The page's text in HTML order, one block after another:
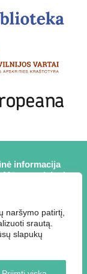
naršymo patirtį,
srautą.
slapukų
informacija
Mūsų projektai
biblioteka,
g. 2, LT-26110
registre,